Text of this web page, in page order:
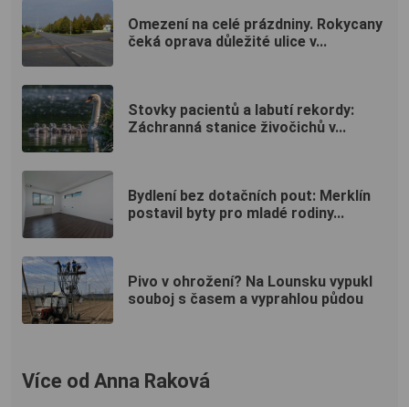
Omezení na celé prázdniny. Rokycany
čeká oprava důležité ulice v...
Stovky pacientů a labutí rekordy:
Záchranná stanice živočichů v...
Bydlení bez dotačních pout: Merklín
postavil byty pro mladé rodiny...
Pivo v ohrožení? Na Lounsku vypukl
souboj s časem a vyprahlou půdou
Více od Anna Raková